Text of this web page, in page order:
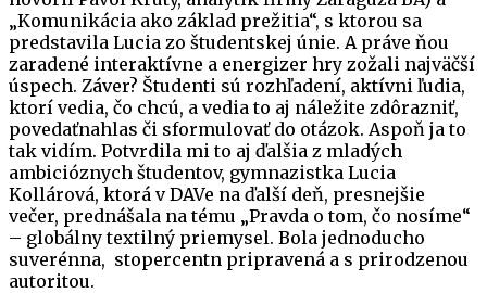
„Komunikácia ako základ prežitia“, s ktorou sa
predstavila Lucia zo študentskej únie. A práve ňou
zaradené interaktívne a energizer hry zožali najväčší
úspech. Záver? Študenti sú rozhľadení, aktívni ľudia,
ktorí vedia, čo chcú, a vedia to aj náležite zdôrazniť,
povedaťnahlas či sformulovať do otázok. Aspoň ja to
tak vidím. Potvrdila mi to aj ďalšia z mladých
ambicióznych študentov, gymnazistka Lucia
Kollárová, ktorá v DAVe na ďalší deň, presnejšie
večer, prednášala na tému „Pravda o tom, čo nosíme“
– globálny textilný priemysel. Bola jednoducho
suverénna, stopercentn pripravená a s prirodzenou
autoritou.